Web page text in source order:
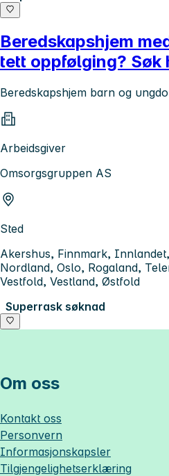
Beredskapshjem
tett oppfølging? Søk
Beredskapshjem barn og
Arbeidsgiver
Omsorgsgruppen AS
Sted
Akershus, Finnmark,
Nordland, Oslo, Rogaland,
Vestfold, Vestland, Østfold
Superrask søknad
Om oss
Kontakt oss
Personvern
Informasjonskapsler
Tilgjengelighetserklæring